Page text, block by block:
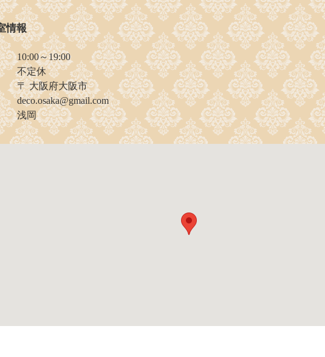
情報
10:00～19:00
不定休
〒 大阪府大阪市
deco.osaka@gmail.com
浅岡